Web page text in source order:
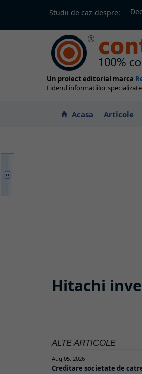
Studii de caz despre:
Un proiect editorial marca
Liderul informatiilor
home Acasa Articole
Hitachi
ALTE ARTICOLE
Aug 05, 2026
Creditare societate de